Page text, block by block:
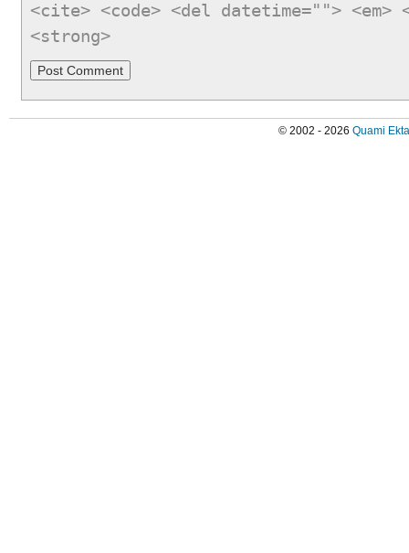
<cite> <code> <del datetime="">
<strong>
© 2002 - 2026 Quami